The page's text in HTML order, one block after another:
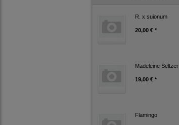
R. x suionum
20,00 € *
Madeleine Seltzer
19,00 € *
Flamingo